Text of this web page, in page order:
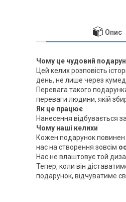
Опис
Чому це чудовий
Цей келих розповість
день, не лише через
Перевага такого
переваги людини, якій
Як це працює
Нанесення відбувається
Чому наші келихи
Кожен подарунок повинен
нас на створення зовсім
Нас не влаштовує той
Тепер, коли він
подарунок, відчуватиме